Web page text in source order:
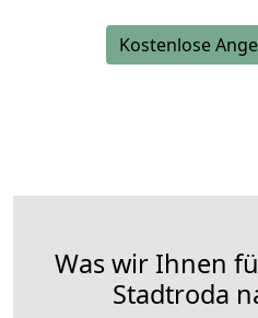
Kostenlose
Was wir Ihnen
Stadtroda